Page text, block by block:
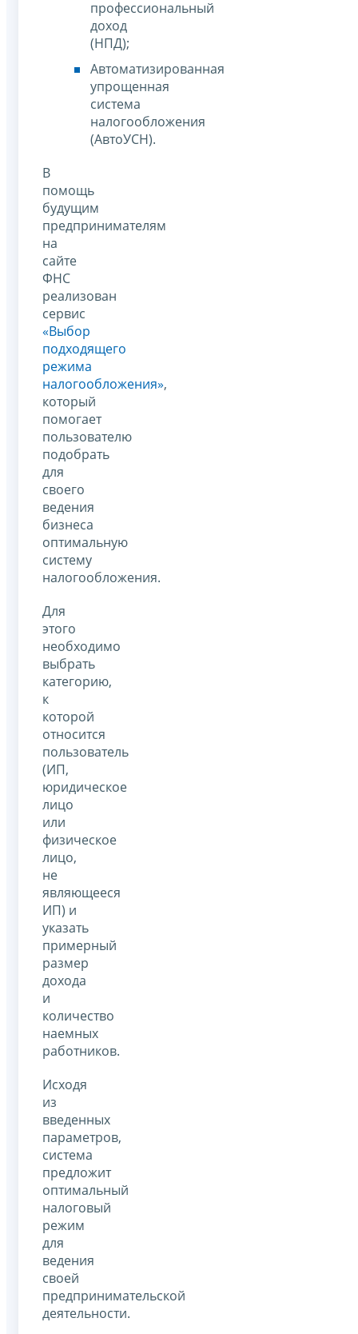
профессиональный
доход
(НПД);
Автоматизированная
упрощенная
система
налогообложения
(АвтоУСН).
В
помощь
будущим
предпринимателям
на
сайте
ФНС
реализован
сервис
«Выбор
подходящего
режима
налогообложения»,
который
помогает
пользователю
подобрать
для
своего
ведения
бизнеса
оптимальную
систему
налогообложения.
Для
этого
необходимо
выбрать
категорию,
к
которой
относится
пользователь
(ИП,
юридическое
лицо
или
физическое
лицо,
не
являющееся
ИП) и
указать
примерный
размер
дохода
и
количество
наемных
работников.
Исходя
из
введенных
параметров,
система
предложит
оптимальный
налоговый
режим
для
ведения
своей
предпринимательской
деятельности.